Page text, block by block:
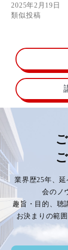
2025年2月19日
類似投稿
業界歴25年、
会のノ
趣旨・目的、聴
お決まりの範